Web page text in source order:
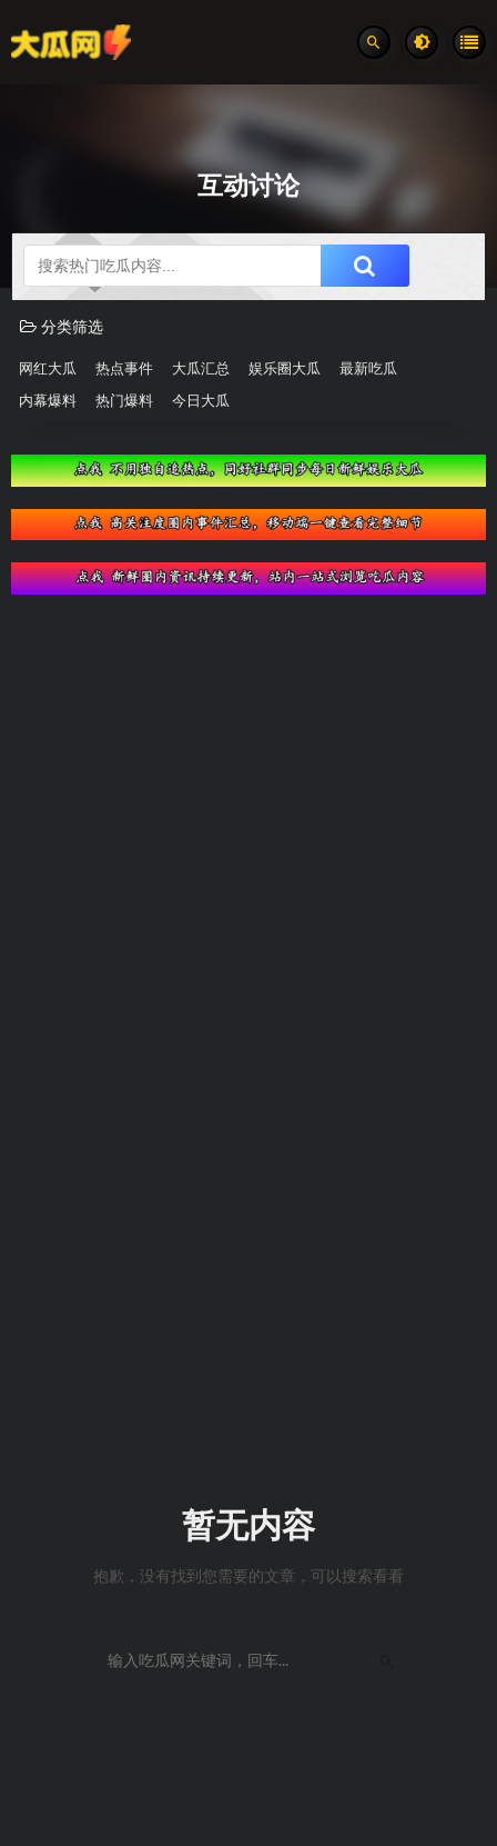
互动讨论
吃瓜分类速览
分类筛选
网红大瓜 热点事件 大瓜汇总 娱乐圈大瓜 最新吃瓜
内幕爆料 热门爆料 今日大瓜
暂无内容
抱歉，没有找到您需要的文章，可以搜索看看